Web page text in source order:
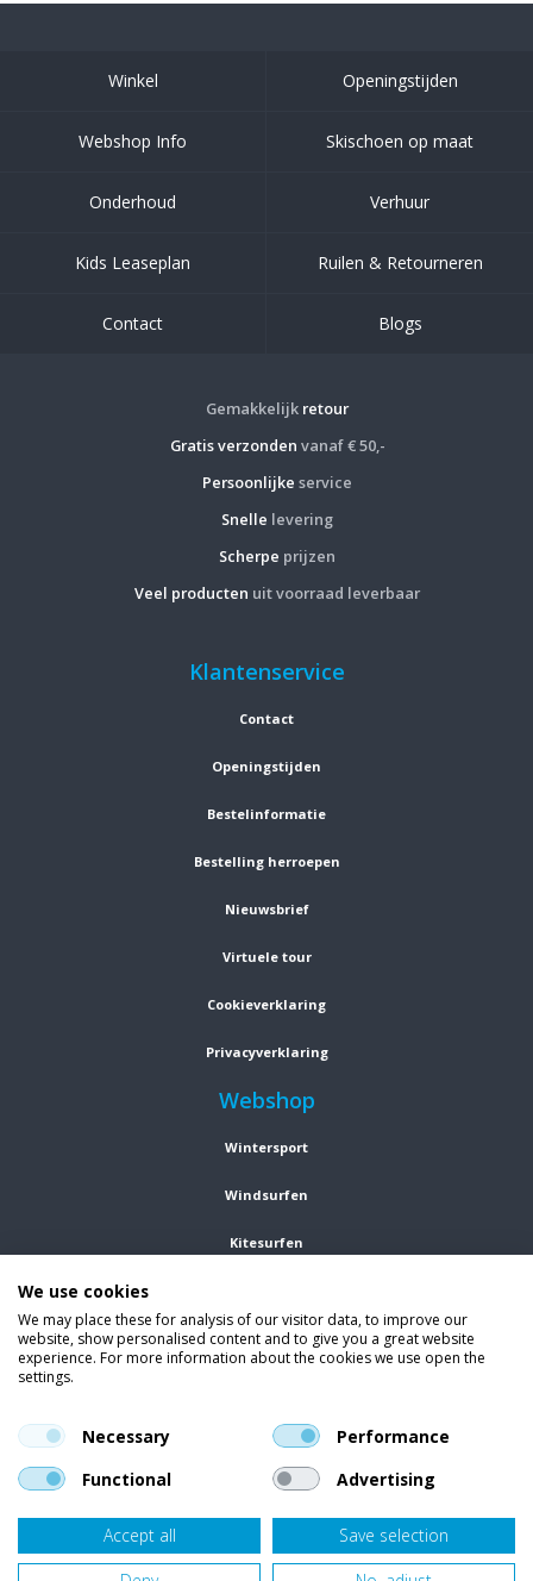
Winkel Openingstijden
Webshop Info Skischoen op maat
Onderhoud Verhuur
Kids Leaseplan Ruilen & Retourneren
Contact Blogs
Gemakkelijk retour
Gratis verzonden vanaf € 50,-
Persoonlijke service
Snelle levering
Scherpe prijzen
Veel producten uit voorraad leverbaar
Klantenservice
Contact
Openingstijden
Bestelinformatie
Bestelling herroepen
Nieuwsbrief
Virtuele tour
Cookieverklaring
Privacyverklaring
Webshop
Wintersport
Windsurfen
Kitesurfen
Kleding
Vind ons op social media
En blijf op de hoogte van trends, aanbiedingen en kortingsacties.
Onze klanten beoordelen Van Bellen Wind & Snowgemiddeld met een
op basis van455beoordelingen.
We use cookies
We may place these for analysis of our visitor data, to improve our
website, show personalised content and to give you a great website
experience. For more information about the cookies we use open the
settings.
Necessary
Performance
Functional
Advertising
Accept all
Save selection